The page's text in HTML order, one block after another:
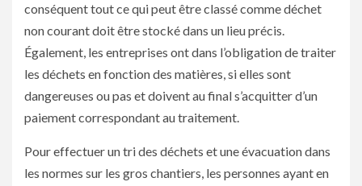
conséquent tout ce qui peut être classé comme déchet
non courant doit être stocké dans un lieu précis.
Également, les entreprises ont dans l’obligation de traiter
les déchets en fonction des matières, si elles sont
dangereuses ou pas et doivent au final s’acquitter d’un
paiement correspondant au traitement.
Pour effectuer un tri des déchets et une évacuation dans
les normes sur les gros chantiers, les personnes ayant en